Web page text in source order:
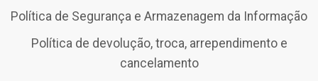
Política de Segurança e Armazenagem da Informação
Política de devolução, troca, arrependimento e
cancelamento